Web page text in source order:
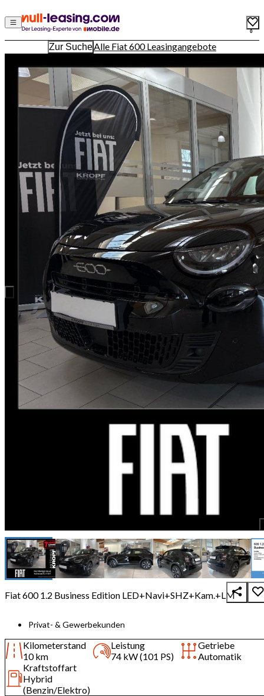
0
Zur SucheAlle Fiat 600 Leasingangebote
Fiat 600 1.2 Business Edition LED+Navi+SHZ+Kam.+LM
Privat- & Gewerbekunden
Kilometerstand
10 km
Leistung
74 kW (101 PS)
Getriebe
Automatik
Kraftstoffart
Hybrid
(Benzin/Elektro)